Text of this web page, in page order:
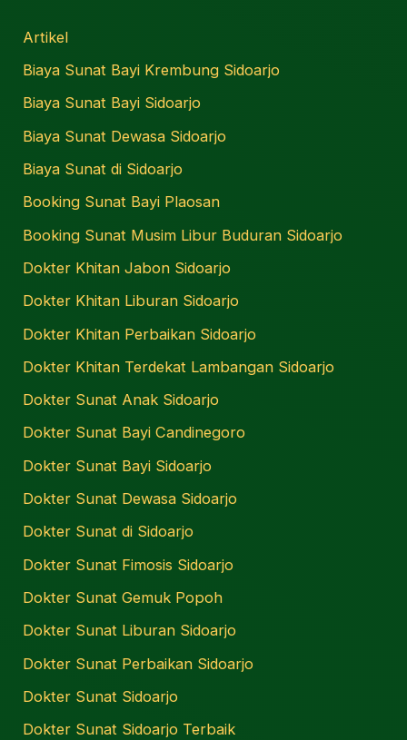
Artikel
Biaya Sunat Bayi Krembung Sidoarjo
Biaya Sunat Bayi Sidoarjo
Biaya Sunat Dewasa Sidoarjo
Biaya Sunat di Sidoarjo
Booking Sunat Bayi Plaosan
Booking Sunat Musim Libur Buduran Sidoarjo
Dokter Khitan Jabon Sidoarjo
Dokter Khitan Liburan Sidoarjo
Dokter Khitan Perbaikan Sidoarjo
Dokter Khitan Terdekat Lambangan Sidoarjo
Dokter Sunat Anak Sidoarjo
Dokter Sunat Bayi Candinegoro
Dokter Sunat Bayi Sidoarjo
Dokter Sunat Dewasa Sidoarjo
Dokter Sunat di Sidoarjo
Dokter Sunat Fimosis Sidoarjo
Dokter Sunat Gemuk Popoh
Dokter Sunat Liburan Sidoarjo
Dokter Sunat Perbaikan Sidoarjo
Dokter Sunat Sidoarjo
Dokter Sunat Sidoarjo Terbaik